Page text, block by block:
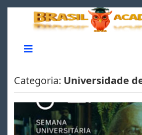
Categoria: Universidade